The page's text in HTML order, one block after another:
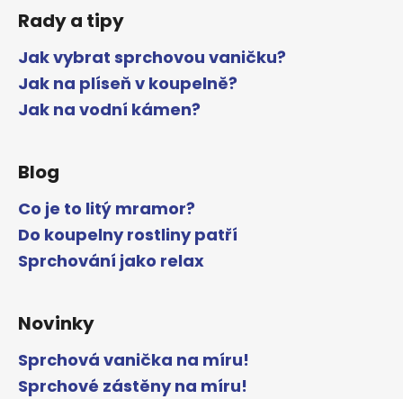
Rady a tipy
Jak vybrat sprchovou vaničku?
Jak na plíseň v koupelně?
Jak na vodní kámen?
Blog
Co je to litý mramor?
Do koupelny rostliny patří
Sprchování jako relax
Novinky
Sprchová vanička na míru!
Sprchové zástěny na míru!